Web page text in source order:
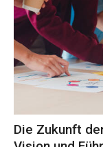
Die Zukunft